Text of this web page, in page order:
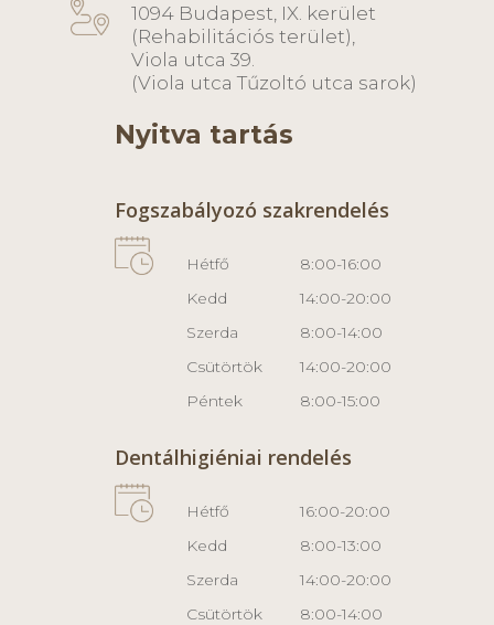
1094 Budapest, IX. kerület
(Rehabilitációs terület),
Viola utca 39.
(Viola utca Tűzoltó utca sarok)
Nyitva tartás
Fogszabályozó szakrendelés
Hétfő
8:00-16:00
Kedd
14:00-20:00
Szerda
8:00-14:00
Csütörtök
14:00-20:00
Péntek
8:00-15:00
Dentálhigiéniai rendelés
Hétfő
16:00-20:00
Kedd
8:00-13:00
Szerda
14:00-20:00
Csütörtök
8:00-14:00